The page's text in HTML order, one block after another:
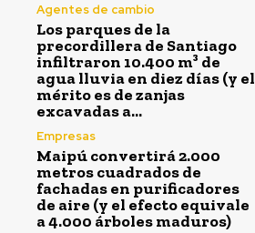
Agentes de cambio
Los parques de la
precordillera de Santiago
infiltraron 10.400 m³ de
agua lluvia en diez días (y el
mérito es de zanjas
excavadas a...
Empresas
Maipú convertirá 2.000
metros cuadrados de
fachadas en purificadores
de aire (y el efecto equivale
a 4.000 árboles maduros)